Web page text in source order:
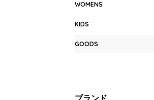
WOMENS
KIDS
GOODS
ブランド